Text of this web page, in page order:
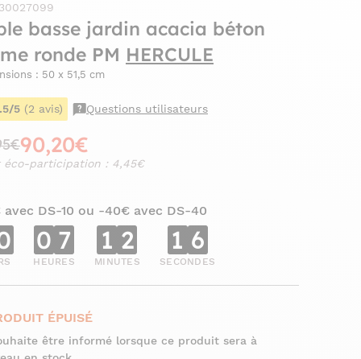
basse jardin acacia béton
ronde PM HERCULE
: 50 x 51,5 cm
5 (2 avis) Questions utilisateurs
90,20€
éco-participation : 4,45€
avec DS-10 ou -40€ avec DS-40
0 7
HEURES
1 2
MINUTES
1 5
SECONDES
ÉPUISÉ
être informé lorsque ce produit sera à